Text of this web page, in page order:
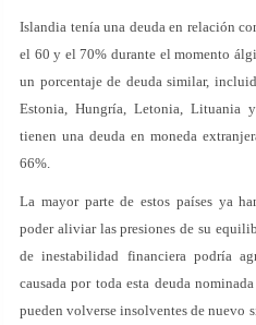
Islandia tenía una deuda en relación
el 60 y el 70% durante el momento
un porcentaje de deuda similar,
Estonia, Hungría, Letonia, Lituania
tienen una deuda en moneda
66%.
La mayor parte de estos países ya
poder aliviar las presiones de su
de inestabilidad financiera podría
causada por toda esta deuda
pueden volverse insolventes de nuevo